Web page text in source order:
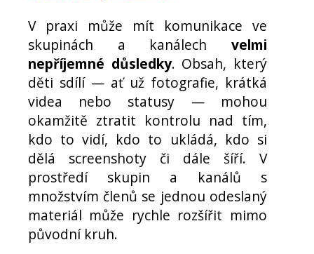
V praxi může mít komunikace ve
skupinách a kanálech velmi
nepříjemné důsledky. Obsah, který
děti sdílí — ať už fotografie, krátká
videa nebo statusy — mohou
okamžitě ztratit kontrolu nad tím,
kdo to vidí, kdo to ukládá, kdo si
dělá screenshoty či dále šíří. V
prostředí skupin a kanálů s
množstvím členů se jednou odeslaný
materiál může rychle rozšířit mimo
původní kruh.